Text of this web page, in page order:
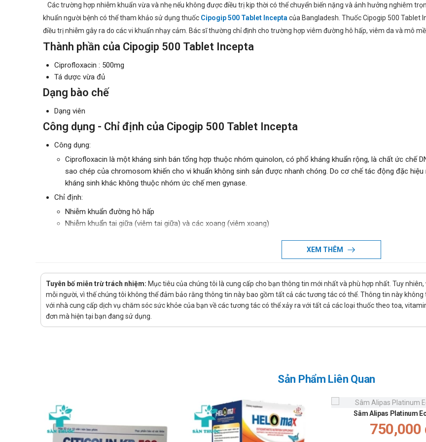
Các trường hợp nhiễm khuẩn vừa và nhẹ nếu không được điều trị kịp thời có thể chuyển biến nặng và ảnh hưởng nghiêm
khuẩn người bệnh có thể tham khảo sử dụng thuốc Cipogip 500 Tablet Incepta của Bangladesh. Thuốc Cipogip 500 Tablet
điều trị nhiễm gây ra do các vi khuẩn nhạy cảm. Bác sĩ thường chỉ định cho trường hợp viêm đường hô hấp, viêm da và mô
Thành phần của Cipogip 500 Tablet Incepta
Ciprofloxacin : 500mg
Tá dược vừa đủ
Dạng bào chế
Dạng viên
Công dụng - Chỉ định của Cipogip 500 Tablet Incepta
Công dụng:
Ciprofloxacin là một kháng sinh bán tổng hợp thuộc nhóm quinolon, có phổ kháng khuẩn rộng, là chất ức chế
sao chép của chromosom khiến cho vi khuẩn không sinh sản được nhanh chóng. Do cơ chế tác động đặc
kháng sinh khác không thuộc nhóm ức chế men gynase.
Chỉ định:
Nhiễm khuẩn đường hô hấp
Nhiễm khuẩn tai giữa (viêm tai giữa) và các xoang (viêm xoang)
Nhiễm khuẩn cơ quan sinh dục: kể cả bệnh lậu, viêm phần phụ, viêm tiền liệt tuyến.
Nhiễm khuẩn ổ bụng (như nhiễm khuẩn đường tiêu hóa, đường mật, viêm phúc mạc)
Nhiễm khuẩn da và mô mềm
Nhiễm khuẩn xương khớp.
Nhiễm khuẩn huyết.
Hướng dẫn sử dụng Cipogip 500 Tablet Incepta
Cách dùng:
Cấp, không biến chứng: 125mg/lần x 2 lần/ngày đến 250mg/lần x 2 lần/ngày
Viêm bàng quang ở phụ nữ (tiền mãn kinh): liều duy nhất 250mg
Biến chứng: 250-500mg/lần x 2 lần/ngày
Trong nhiễm khuẩn tiết niệu do Chlamydia, nếu cần, nên tăng liều hàng ngày lên đến 750mg/lần x 2 lần/ngày.
XEM THÊM
Tuyên bố miễn trừ trách nhiệm: Mục tiêu của chúng tôi là cung cấp cho bạn thông tin mới nhất và phù hợp nhất. Tuy
mỗi người, vì thế chúng tôi không thể đảm bảo rằng thông tin này bao gồm tất cả các tương tác có thể. Thông tin này
với nhà cung cấp dịch vụ chăm sóc sức khỏe của bạn về các tương tác có thể xảy ra với tất cả các loại thuốc theo toa,
đơn mà hiện tại bạn đang sử dụng.
Sản Phẩm Liên Quan
Sâm Alipas Platinum
750,000